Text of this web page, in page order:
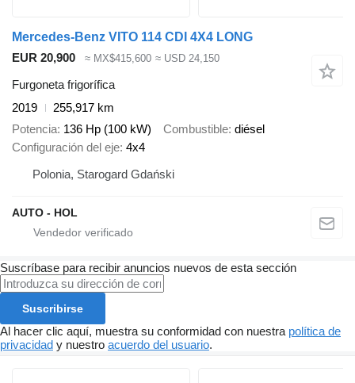
Mercedes-Benz VITO 114 CDI 4X4 LONG
EUR 20,900
≈ MX$415,600 ≈ USD 24,150
Furgoneta frigorífica
2019
255,917 km
Potencia 136 Hp (100 kW) Combustible diésel
Configuración del eje 4x4
Polonia, Starogard Gdański
AUTO - HOL
Suscríbase para recibir anuncios nuevos de esta sección
Suscribirse
Al hacer clic aquí, muestra su conformidad con nuestra política de
privacidad y nuestro acuerdo del usuario.